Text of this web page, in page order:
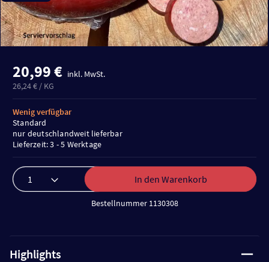
20,99 € inkl. MwSt.
26,24 € / KG
In den Warenkorb
Bestellnummer 1130308
Wenig verfügbar
Standard
nur deutschlandweit lieferbar
Lieferzeit: 3 - 5 Werktage
Highlights